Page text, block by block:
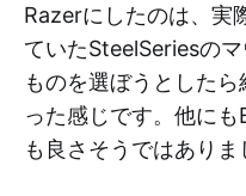
Razerにしたのは、実
ていたSteelSeriesの
ものを選ぼうとした
った感じです。他に
も良さそうではありま